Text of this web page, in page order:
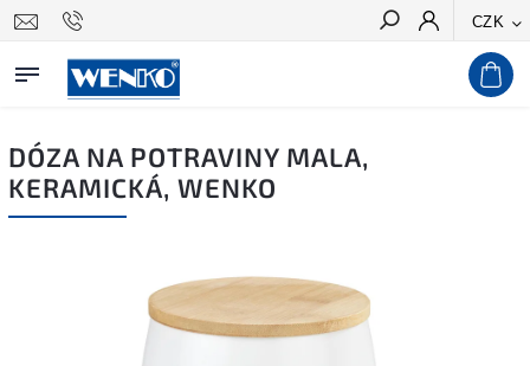
CZK
Hledat
DÓZA NA POTRAVINY MALA,
KERAMICKÁ, WENKO